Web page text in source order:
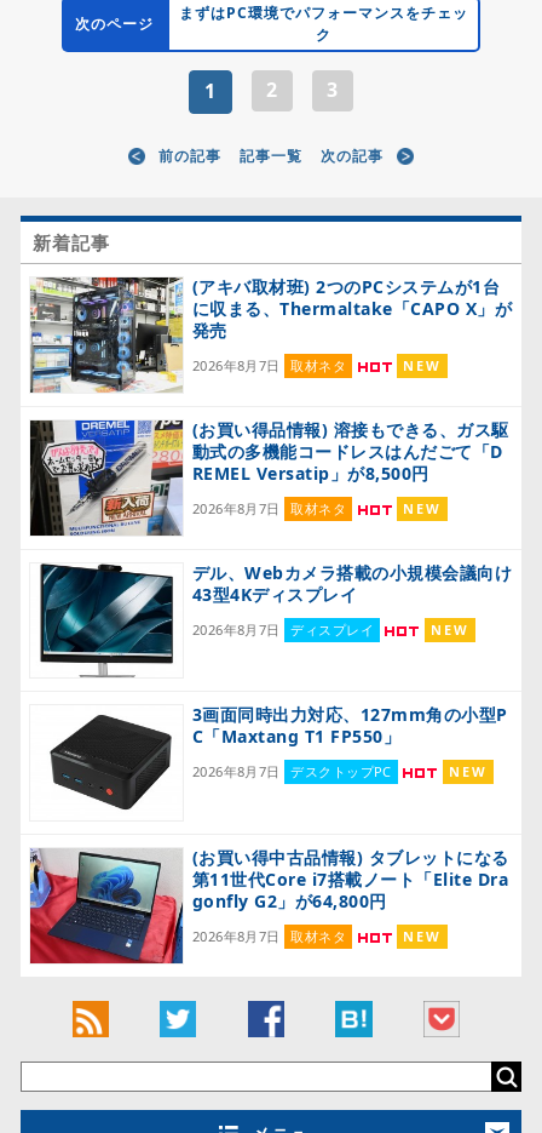
次のページ
まずはPC環境でパフォーマンスをチェッ
ク
1 2 3
前の記事 記事一覧 次の記事
新着記事
(アキバ取材班) 2つのPCシステムが1台
に収まる、Thermaltake「CAPO X」が
発売
2026年8月7日 取材ネタ NEW
(お買い得品情報) 溶接もできる、ガス駆
動式の多機能コードレスはんだごて「D
REMEL Versatip」が8,500円
2026年8月7日 取材ネタ NEW
デル、Webカメラ搭載の小規模会議向け
43型4Kディスプレイ
2026年8月7日 ディスプレイ NEW
3画面同時出力対応、127mm角の小型P
C「Maxtang T1 FP550」
2026年8月7日 デスクトップPC NEW
(お買い得中古品情報) タブレットになる
第11世代Core i7搭載ノート「Elite Dra
gonfly G2」が64,800円
2026年8月7日 取材ネタ NEW